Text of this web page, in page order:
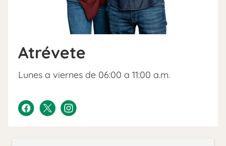
Atrévete
Lunes a viernes de 06:00 a 11:00 a.m.